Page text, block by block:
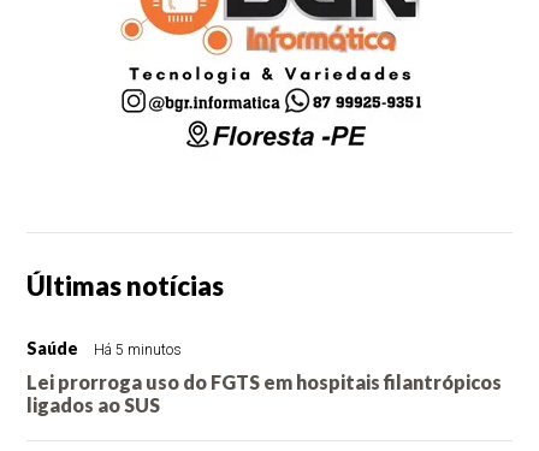
Últimas notícias
Saúde Há 5 minutos
Lei prorroga uso do FGTS em hospitais filantrópicos
ligados ao SUS